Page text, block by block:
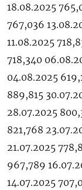
18.08.2025
767,036
11.08.2025
718,340
04.08.2025
889,815
28.07.2025
821,768
21.07.2025
967,789
14.07.2025